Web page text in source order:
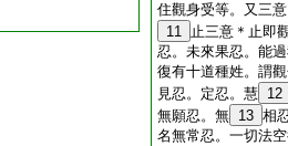
住觀身受等。又三
11 止三意＊止即
忍。未來果忍。能
復有十道種姓。謂
見忍。定忍。慧 12
無願忍。無 13 相
名無常忍。一切法